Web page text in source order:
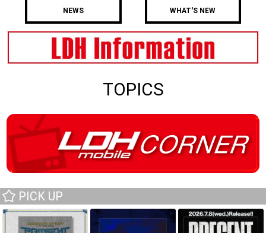
NEWS WHAT'S NEW
TOPICS
PICK UP